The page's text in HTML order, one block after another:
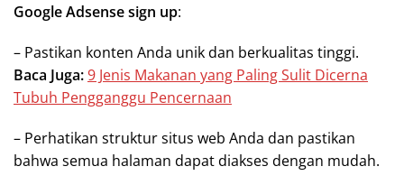
Google Adsense sign up:
– Pastikan konten Anda unik dan berkualitas tinggi.
Baca Juga:9 Jenis Makanan yang Paling Sulit Dicerna
Tubuh Pengganggu Pencernaan
– Perhatikan struktur situs web Anda dan pastikan
bahwa semua halaman dapat diakses dengan mudah.